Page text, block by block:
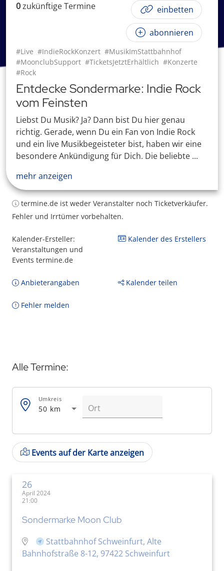
0zukünftigeTermine einbetten
abonnieren
#Live #IndieRockKonzert #MusikImStattbahnhof
#MoonclubSupport #TicketsJetztErhältlich #Konzerte
#Rock
Entdecke Sondermarke: Indie Rock
vom Feinsten
Liebst Du Musik? Ja? Dann bist Du hier genau
richtig. Gerade, wenn Du ein Fan von Indie Rock
und ein live Musikbegeisteter bist, haben wir eine
besondere Ankündigung für Dich. Die beliebte ...
mehr anzeigen
termine.de ist weder Veranstalter noch Ticketverkäufer.
Fehler und Irrtümer vorbehalten.
Kalender-Ersteller:
Veranstaltungen und
Events termine.de
Kalender des Erstellers
Anbieterangaben Kalender teilen
Fehler melden
Alle Termine:
50 km
Umkreis
Events auf der Karte anzeigen
26
April 2024
21:00
Sondermarke Moon Club
Stattbahnhof Schweinfurt, Alte
Bahnhofstraße 8-12, 97422 Schweinfurt